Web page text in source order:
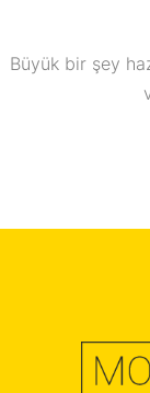
Büyük bir şey